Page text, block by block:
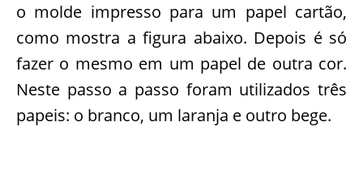
o molde impresso para um papel cartão,
como mostra a figura abaixo. Depois é só
fazer o mesmo em um papel de outra cor.
Neste passo a passo foram utilizados três
papeis: o branco, um laranja e outro bege.